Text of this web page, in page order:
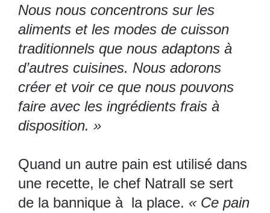
Nous nous concentrons sur les
aliments et les modes de cuisson
traditionnels que nous adaptons à
d’autres cuisines. Nous adorons
créer et voir ce que nous pouvons
faire avec les ingrédients frais à
disposition. »
Quand un autre pain est utilisé dans
une recette, le chef Natrall se sert
de la bannique à la place. « Ce pain